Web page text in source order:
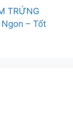
TRỨNG
– Tốt